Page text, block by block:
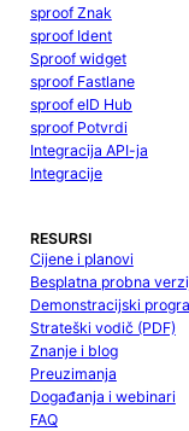
sproof Znak
sproof Ident
Sproof widget
sproof Fastlane
sproof eID Hub
sproof Potvrdi
Integracija API-ja
Integracije
RESURSI
Cijene i planovi
Besplatna probna
Demonstracijski
Strateški vodič (PDF)
Znanje i blog
Preuzimanja
Događanja i webinari
FAQ